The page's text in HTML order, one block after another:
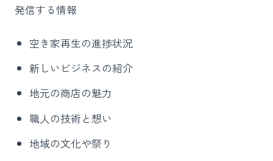
発信する情報
空き家再生の進捗状況
新しいビジネスの紹介
地元の商店の魅力
職人の技術と想い
地域の文化や祭り